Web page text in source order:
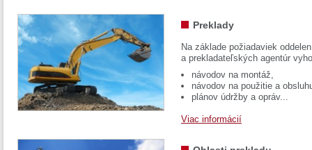
Preklady
Na základe požiadaviek
a prekladateľských agentúr
návodov na montáž,
návodov na použitie a
plánov údržby a opráv...
Viac informácií